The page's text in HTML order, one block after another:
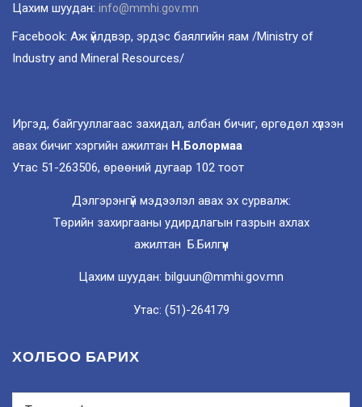
Цахим шуудан: info@mmhi.gov.mn
Facebook: Аж үйлдвэр, эрдэс баялгийн яам /Ministry of
Industry and Mineral Resources/
Иргэд, байгууллагаас захидал, албан бичиг, өргөдөл хүлээн
авах бичиг хэргийн ажилтан Н.Болормаа
Утас 51-263506, өрөөний дугаар 102 тоот
Дэлгэрэнгүй мэдээлэл авах эх сурвалж:
Төрийн захиргааны удирдлагын газрын ахлах
ажилтан Б.Билгүүн
Цахим шуудан: bilguun@mmhi.gov.mn
Утас: (51)-264179
ХОЛБОО БАРИХ